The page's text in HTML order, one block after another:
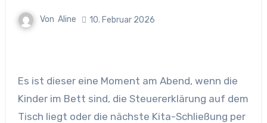
Von Aline 10. Februar 2026
Es ist dieser eine Moment am Abend, wenn die
Kinder im Bett sind, die Steuererklärung auf dem
Tisch liegt oder die nächste Kita-Schließung per